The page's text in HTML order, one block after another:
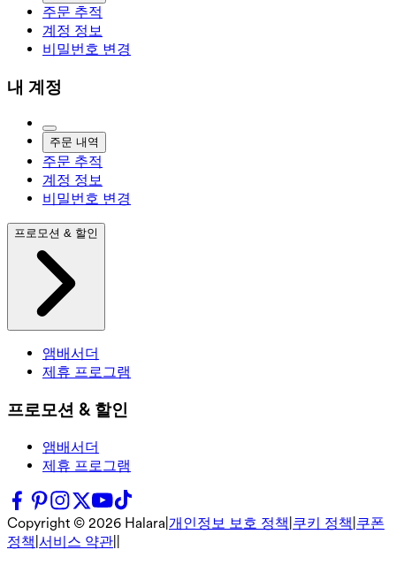
주문 추적
계정 정보
비밀번호 변경
내 계정
주문 내역
주문 추적
계정 정보
비밀번호 변경
프로모션 & 할인
앰배서더
제휴 프로그램
프로모션 & 할인
앰배서더
제휴 프로그램
Copyright © 2026 Halara 개인정보 보호 정책 쿠키 정책 쿠폰
정책 서비스 약관